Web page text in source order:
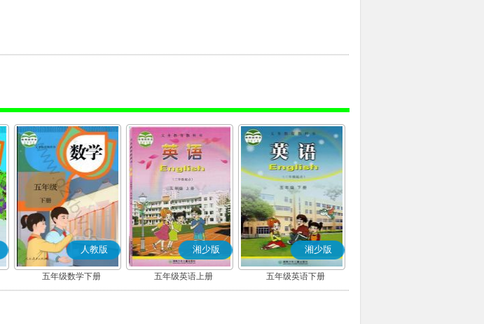
人教版
五年级数学下册
湘少版
五年级英语上册
湘少版
五年级英语下册